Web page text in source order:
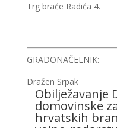
Trg braće Radića 4.
GRADONAČELNIK:
Dražen Srpak
Obilježavanje
domovinske
hrvatskih